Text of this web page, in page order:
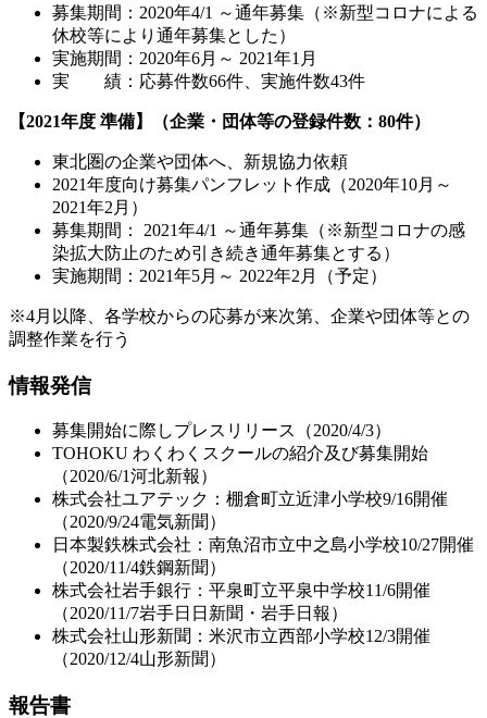
募集期間：2020年4/1 ～通年募集（※新型コロナによる
休校等により通年募集とした）
実施期間：2020年6月～ 2021年1月
実 績：応募件数66件、実施件数43件
【2021年度 準備】（企業・団体等の登録件数：80件）
東北圏の企業や団体へ、新規協力依頼
2021年度向け募集パンフレット作成（2020年10月～
2021年2月）
募集期間： 2021年4/1 ～通年募集（※新型コロナの感
染拡大防止のため引き続き通年募集とする）
実施期間：2021年5月～ 2022年2月（予定）
※4月以降、各学校からの応募が来次第、企業や団体等との
調整作業を行う
情報発信
募集開始に際しプレスリリース（2020/4/3）
TOHOKU わくわくスクールの紹介及び募集開始
（2020/6/1河北新報）
株式会社ユアテック：棚倉町立近津小学校9/16開催
（2020/9/24電気新聞）
日本製鉄株式会社：南魚沼市立中之島小学校10/27開催
（2020/11/4鉄鋼新聞）
株式会社岩手銀行：平泉町立平泉中学校11/6開催
（2020/11/7岩手日日新聞・岩手日報）
株式会社山形新聞：米沢市立西部小学校12/3開催
（2020/12/4山形新聞）
報告書